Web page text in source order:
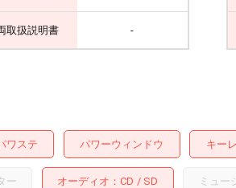
取扱説明書 -
ワステ パワーウィンドウ キー
ー オーディオ CD SD ミュー